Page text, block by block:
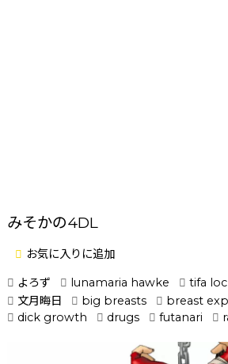
みそかの4DL
お気に入りに追加
よろず
lunamaria hawke tifa
文月晦日
big breasts breast
dick growth
drugs futanari